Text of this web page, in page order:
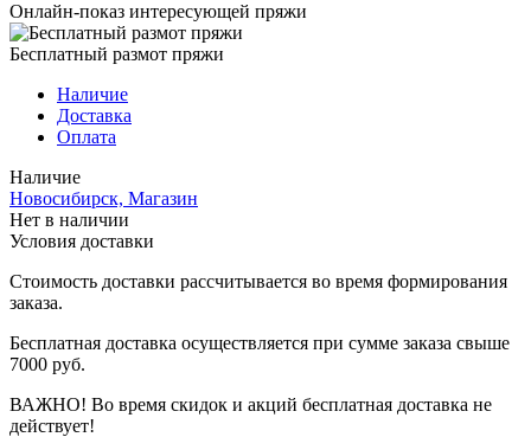
Онлайн-показ интересующей пряжи
Бесплатный размот пряжи
Наличие
Доставка
Оплата
Наличие
Новосибирск, Магазин
Нет в наличии
Условия доставки
Стоимость доставки рассчитывается во время формирования
заказа.
Бесплатная доставка осуществляется при сумме заказа свыше
7000 руб.
ВАЖНО! Во время скидок и акций бесплатная доставка не
действует!